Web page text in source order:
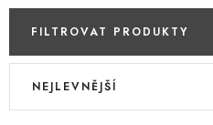
STAVEBNÍ POUZDRA
POKLADNIČKY NA ZÁMEK
FILTROVAT PRODUKTY
V
Ř
NEJLEVNĚJŠÍ